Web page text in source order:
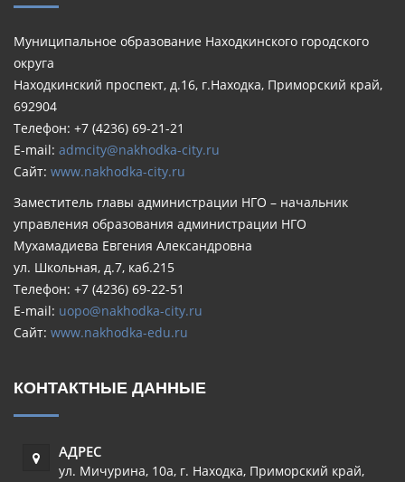
Муниципальное образование Находкинского городского
округа
Находкинский проспект, д.16, г.Находка, Приморский край,
692904
Телефон: +7 (4236) 69-21-21
E-mail: admcity@nakhodka-city.ru
Сайт: www.nakhodka-city.ru
Заместитель главы администрации НГО – начальник
управления образования администрации НГО
Мухамадиева Евгения Александровна
ул. Школьная, д.7, каб.215
Телефон: +7 (4236) 69-22-51
E-mail: uopo@nakhodka-city.ru
Сайт: www.nakhodka-edu.ru
КОНТАКТНЫЕ ДАННЫЕ
АДРЕС
ул. Мичурина, 10а, г. Находка, Приморский край,